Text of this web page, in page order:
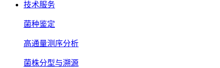
技术服务
菌种鉴定
高通量测序分析
菌株分型与溯源